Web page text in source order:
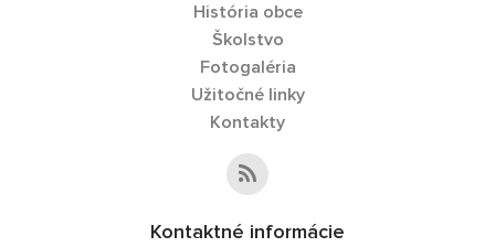
História obce
Školstvo
Fotogaléria
Užitočné linky
Kontakty
Kontaktné informácie